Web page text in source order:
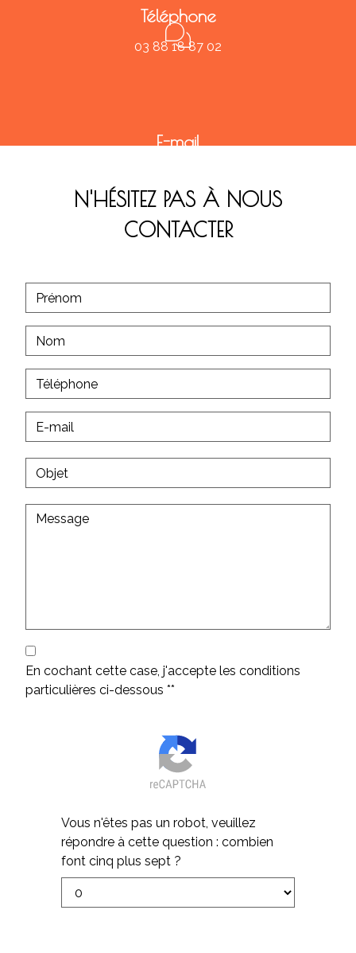
Téléphone
03 88 18 87 02
E-mail
N'HÉSITEZ PAS À NOUS
CONTACTER
En cochant cette case, j'accepte les conditions
particulières ci-dessous **
Vous n'êtes pas un robot, veuillez
répondre à cette question : combien
font cinq plus sept ?